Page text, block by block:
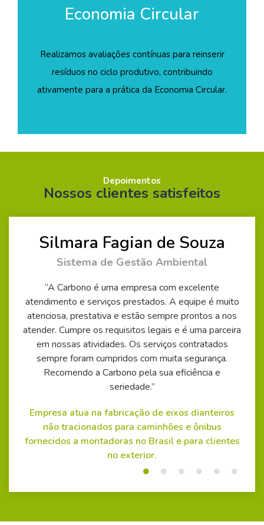
Economia Circular
Realizamos avaliações contínuas para reinserir
resíduos no ciclo produtivo, contribuindo
ativamente para a prática da Economia Circular.
Depoimentos
Nossos clientes satisfeitos
Silmara Fagian de Souza
Sistema de Gestão Ambiental
“A Carbono é uma empresa com excelente
atendimento e serviços prestados. A equipe é muito
atenciosa, prestativa e estão sempre prontos a nos
atender. Cumpre os requisitos legais e é uma parceira
em nossas atividades. Os serviços contratados
sempre foram cumpridos com muita segurança.
Recomendo a Carbono pela sua eficiência e
seriedade.”
Empresa atua na fabricação de eixos dianteiros
não tracionados para caminhões e ônibus
fornecidos a montadoras no Brasil e para clientes
no exterior.